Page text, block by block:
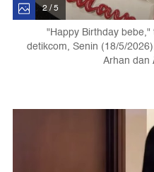
2 / 5
"Happy Birthday
detikcom, Senin (18/5/
Arhan dan